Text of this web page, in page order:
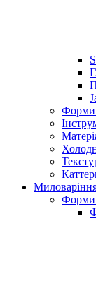
Форми
Форми